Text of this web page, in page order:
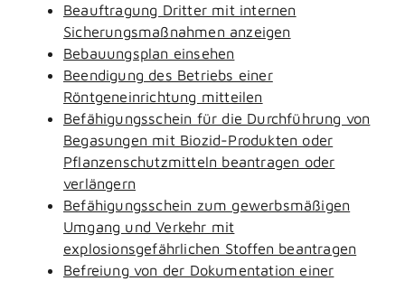
Beauftragung Dritter mit internen
Sicherungsmaßnahmen anzeigen
Bebauungsplan einsehen
Beendigung des Betriebs einer
Röntgeneinrichtung mitteilen
Befähigungsschein für die Durchführung von
Begasungen mit Biozid-Produkten oder
Pflanzenschutzmitteln beantragen oder
verlängern
Befähigungsschein zum gewerbsmäßigen
Umgang und Verkehr mit
explosionsgefährlichen Stoffen beantragen
Befreiung von der Dokumentation einer